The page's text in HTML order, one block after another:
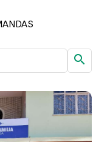
search